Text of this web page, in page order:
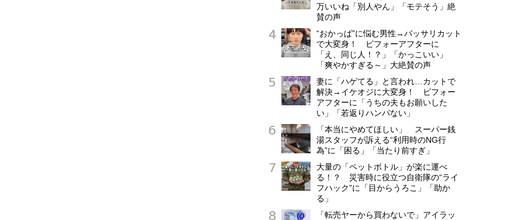
派遣社員
時給1,500円～
万いいね「別人やん」「モテそう」絶
賛の声
“おかっぱ”に悩む男性→バッサリカット
で大変身！ ビフォーアフターに
「え、同じ人！？」「かっこいい」
「爽やかすぎる～」大絶賛の声
妻に「ハゲてる」と言われ…カットで
解決→イケオジに大変身！ ビフォー
アフターに「うちの夫もお願いした
い」「若返りハンパない」
「本当にやめてほしい」 スーパー銭
湯スタッフが訴える“利用時のNG行
為”に「困る」「当たり前すぎ」
大量の「ペットボトル」が楽に運べ
る！？ 災害時に役立つ自衛隊の“ライ
フハック”に「目からうろこ」「助か
る」
「転売ヤーから買わないで」アイラッ